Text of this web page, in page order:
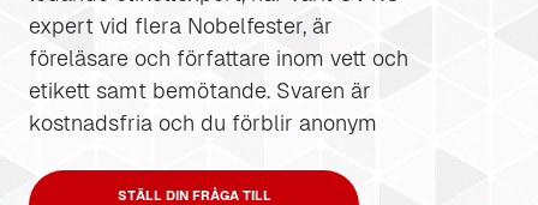
expert vid flera Nobelfester, är
föreläsare och författare inom vett och
etikett samt bemötande. Svaren är
kostnadsfria och du förblir anonym
STÄLL DIN FRÅGA TILL